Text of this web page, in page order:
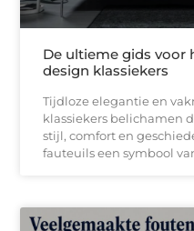
De ultieme gids voor
design klassiekers
Tijdloze elegantie en
klassiekers belichamen
stijl, comfort en
fauteuils een symbool